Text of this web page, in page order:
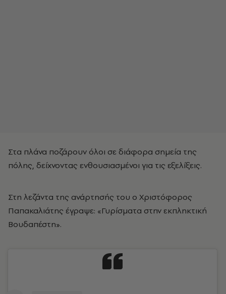
Στα πλάνα ποζάρουν όλοι σε διάφορα σημεία της
πόλης, δείχνοντας ενθουσιασμένοι για τις εξελίξεις.
Στη λεζάντα της ανάρτησής του ο Χριστόφορος
Παπακαλιάτης έγραψε: «Γυρίσματα στην εκπληκτική
Βουδαπέστη».